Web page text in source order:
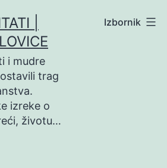
|
i mudre
trag
izreke o
životu…
Izbornik